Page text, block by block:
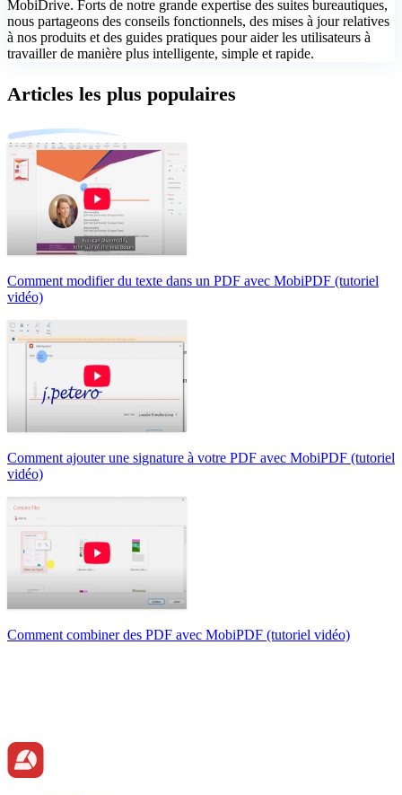
MobiDrive. Forts de notre grande expertise des suites bureautiques,
nous partageons des conseils fonctionnels, des mises à jour relatives
à nos produits et des guides pratiques pour aider les utilisateurs à
travailler de manière plus intelligente, simple et rapide.
Articles les plus populaires
Comment modifier du texte dans un PDF avec MobiPDF (tutoriel
vidéo)
Comment ajouter une signature à votre PDF avec MobiPDF (tutoriel
vidéo)
Comment combiner des PDF avec MobiPDF (tutoriel vidéo)